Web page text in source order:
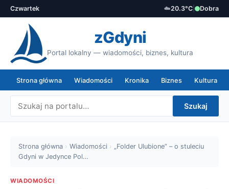
Czwartek ☁️20.3°C Dobra
zGdyni
Portal lokalny — wiadomości, biznes, kultura
Strona główna Wiadomości Kronika Biznes Kultura
Szukaj
Strona główna › Wiadomości › „Folder Ulubione” – o stuleciu
Gdyni w Jedynce Pol…
WIADOMOŚCI